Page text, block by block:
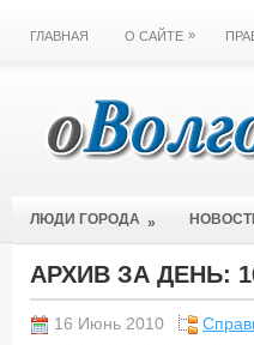
ГЛАВНАЯ О САЙТЕ »
ЛЮДИ ГОРОДА »
АРХИВ ЗА ДЕНЬ:
16 Июнь 2010